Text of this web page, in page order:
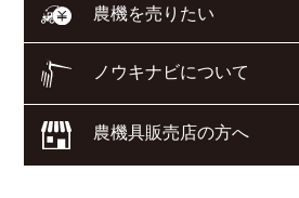
農機を売りたい
ノウキナビについて
農機具販売店の方へ